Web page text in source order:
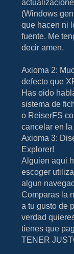
(Windows
que hacen ni
fuente. Me
decir amen.
Axioma 2:
defecto que
Has oido
sistema de
o ReiserFS
cancelar en
Axioma 3:
Explorer!
Alguien aqui
escoger
algun
Comparas la
a tu gusto de
verdad
tienes que
TENER